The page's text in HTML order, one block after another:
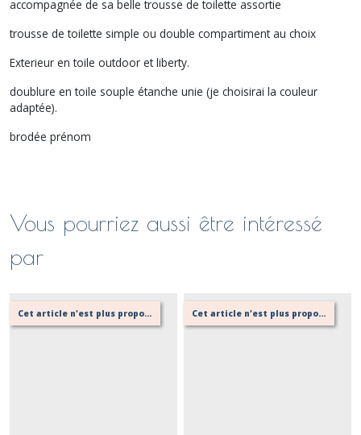
accompagnée de sa belle trousse de toilette assortie
trousse de toilette simple ou double compartiment au choix
Exterieur en toile outdoor et liberty.
doublure en toile souple étanche unie (je choisirai la couleur
adaptée).
brodée prénom
Vous pourriez aussi être intéressé
par
Cet article n'est plus proposé, retournez au menu principal ou contactez moi! Cet article n'est plus proposé, retournez au menu principal ou contactez moi!